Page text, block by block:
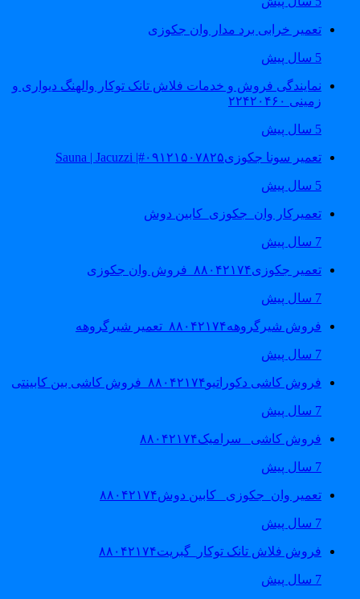
تعمیر خرابی برد مدار وان جکوزی
نمایندگی فروش و خدمات فلاش تانک توکار والهنگ دیواری و
زمینی ۲۲۴۲۰۴۶۰
تعمیر سونا جکوزی۰۹۱۲۱۵۰۷۸۲۵#| Sauna | Jacuzzi
تعمیرکار وان_جکوزی_کابین دوش
تعمیر جکوزی۸۸۰۴۲۱۷۴_فروش وان جکوزی
فروش شیرگروهه۸۸۰۴۲۱۷۴_تعمیر شیرگروهه
فروش کاشی دکوراتیو۸۸۰۴۲۱۷۴_فروش کاشی بین کابینتی
فروش کاشی _سرامیک۸۸۰۴۲۱۷۴
تعمیر وان_جکوزی_ کابین دوش۸۸۰۴۲۱۷۴
فروش فلاش تانک توکار_گبریت۸۸۰۴۲۱۷۴